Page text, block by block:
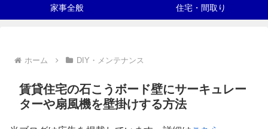
家事全般 住宅・間取り
ホーム DIY・メンテナンス
賃貸住宅の石こうボード壁にサーキュレー
ターや扇風機を壁掛けする方法